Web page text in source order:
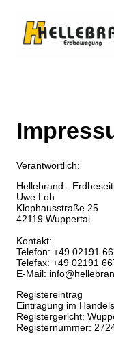
Verantwortlich:
Hellebrand -
Uwe Loh
Klophausstraße 25
42119 Wuppertal
Kontakt:
Telefon: +49 02191
Telefax: +49 02191
E-Mail:
Registereintrag
Eintragung im
Registergericht:
Registernummer: